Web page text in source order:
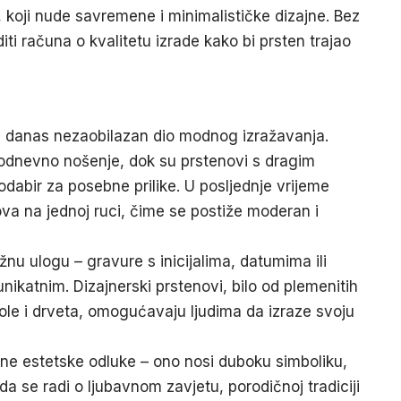
nude savremene i minimalističke dizajne. Bez
računa o kvalitetu izrade kako bi prsten trajao
nezaobilazan dio modnog izražavanja.
nošenje, dok su prstenovi s dragim
za posebne prilike. U posljednje vrijeme
na jednoj ruci, čime se postiže moderan i
ulogu – gravure s inicijalima, datumima ili
Dizajnerski prstenovi, bilo od plemenitih
i drveta, omogućavaju ljudima da izraze svoju
estetske odluke – ono nosi duboku simboliku,
se radi o ljubavnom zavjetu, porodičnoj tradiciji